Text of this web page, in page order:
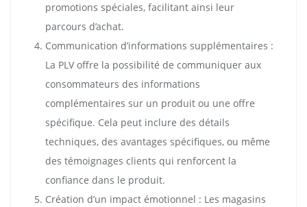
promotions spéciales, facilitant ainsi leur
parcours d’achat.
Communication d’informations supplémentaires :
La PLV offre la possibilité de communiquer aux
consommateurs des informations
complémentaires sur un produit ou une offre
spécifique. Cela peut inclure des détails
techniques, des avantages spécifiques, ou même
des témoignages clients qui renforcent la
confiance dans le produit.
Création d’un impact émotionnel : Les magasins